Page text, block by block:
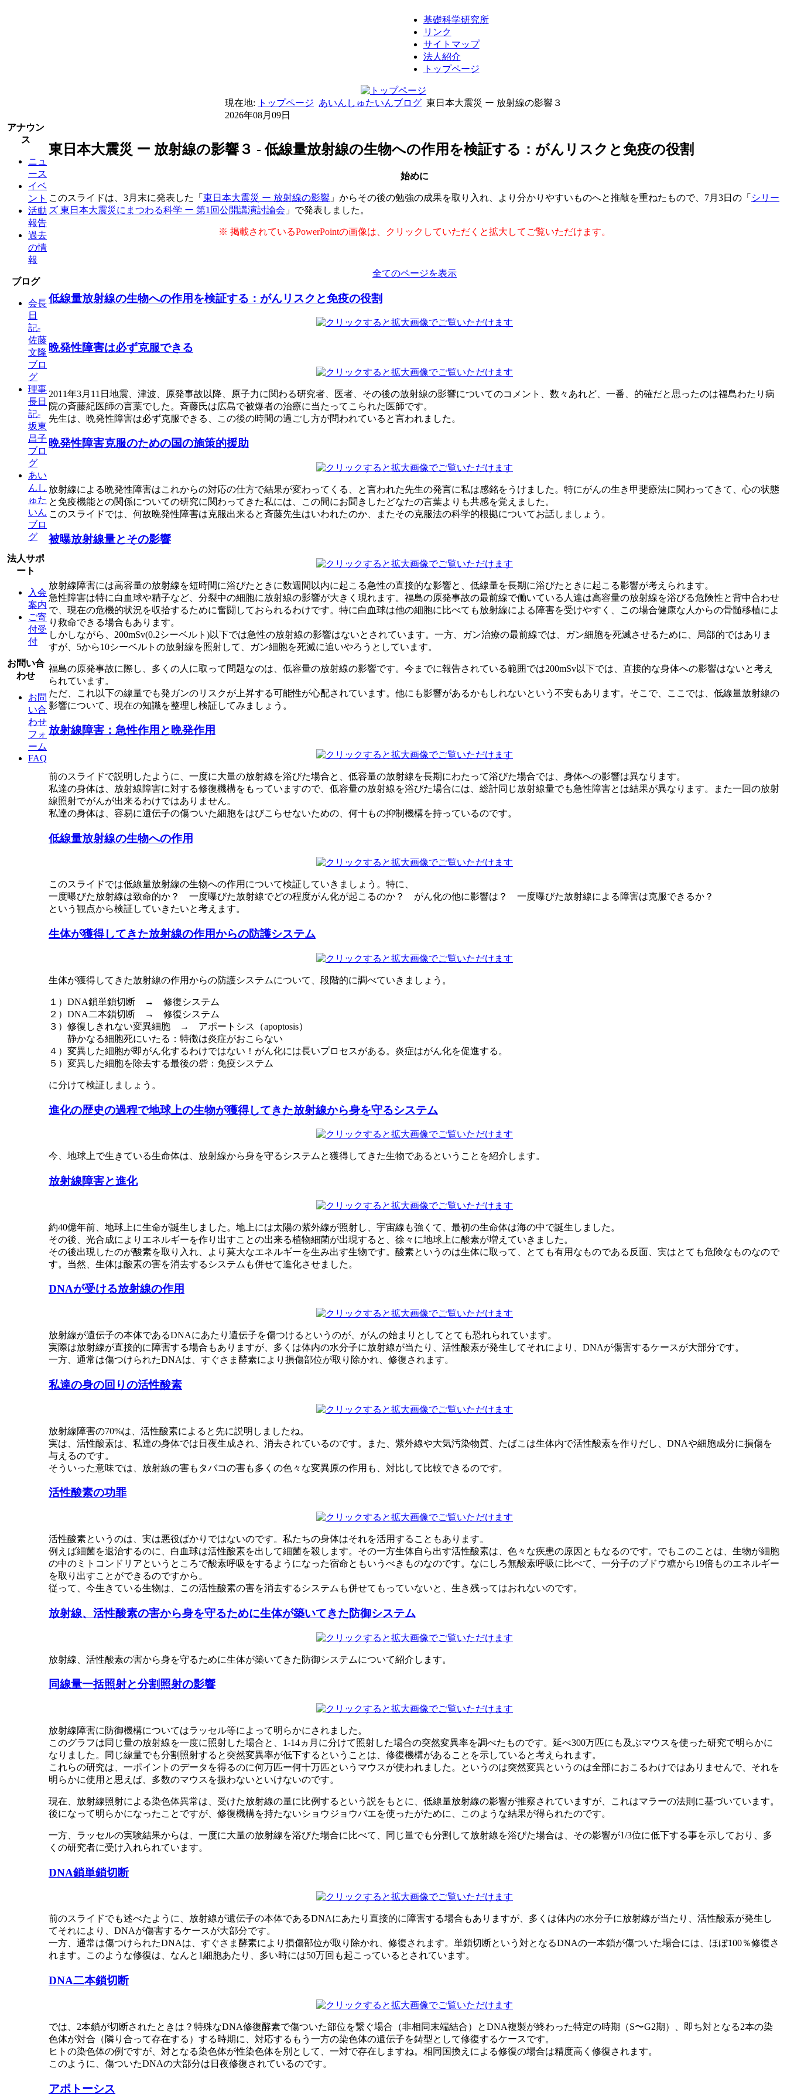
基礎科学研究所
リンク
サイトマップ
法人紹介
トップページ
現在地: トップページ あいんしゅたいんブログ 東日本大震災 ー 放射線の影響３
2026年08月09日
アナウン
ス
ニュ
ース
イベ
ント
活動
報告
過去
の情
報
ブログ
会長
日
記-
佐藤
文隆
ブロ
グ
理事
長日
記-
坂東
昌子
ブロ
グ
あい
んし
ゅた
いん
ブロ
グ
法人サポ
ート
入会
案内
ご寄
付受
付
お問い合
わせ
お問
い合
わせ
フォ
ーム
FAQ
東日本大震災 ー 放射線の影響３ - 低線量放射線の生物への作用を検証する：がんリスクと免疫の役割
始めに
このスライドは、3月末に発表した「 東日本大震災 ー 放射線の影響 」からその後の勉強の成果を取り入れ、より分かりやすいものへと推敲を重ねたもので、7月3日の「 シリー
ズ 東日本大震災にまつわる科学 ー 第1回公開講演討論会 」で発表しました。
※ 掲載されているPowerPointの画像は、クリックしていただくと拡大してご覧いただけます。
全てのページを表示
低線量放射線の生物への作用を検証する：がんリスクと免疫の役割
晩発性障害は必ず克服できる
2011年3月11日地震、津波、原発事故以降、原子力に関わる研究者、医者、その後の放射線の影響についてのコメント、数々あれど、一番、的確だと思ったのは福島わたり病
院の斉藤紀医師の言葉でした。斉藤氏は広島で被爆者の治療に当たってこられた医師です。
先生は、晩発性障害は必ず克服できる、この後の時間の過ごし方が問われていると言われました。
晩発性障害克服のための国の施策的援助
放射線による晩発性障害はこれからの対応の仕方で結果が変わってくる、と言われた先生の発言に私は感銘をうけました。特にがんの生き甲斐療法に関わってきて、心の状態
と免疫機能との関係についての研究に関わってきた私には、この間にお聞きしたどなたの言葉よりも共感を覚えました。
このスライドでは、何故晩発性障害は克服出来ると斉藤先生はいわれたのか、またその克服法の科学的根拠についてお話しましょう。
被曝放射線量とその影響
放射線障害には高容量の放射線を短時間に浴びたときに数週間以内に起こる急性の直接的な影響と、低線量を長期に浴びたときに起こる影響が考えられます。
急性障害は特に白血球や精子など、分裂中の細胞に放射線の影響が大きく現れます。福島の原発事故の最前線で働いている人達は高容量の放射線を浴びる危険性と背中合わせ
で、現在の危機的状況を収拾するために奮闘しておられるわけです。特に白血球は他の細胞に比べても放射線による障害を受けやすく、この場合健康な人からの骨髄移植によ
り救命できる場合もあります。
しかしながら、200mSv(0.2シーベルト)以下では急性の放射線の影響はないとされています。一方、ガン治療の最前線では、ガン細胞を死滅させるために、局部的ではありま
すが、5から10シーベルトの放射線を照射して、ガン細胞を死滅に追いやろうとしています。
福島の原発事故に際し、多くの人に取って問題なのは、低容量の放射線の影響です。今までに報告されている範囲では200mSv以下では、直接的な身体への影響はないと考え
られています。
ただ、これ以下の線量でも発ガンのリスクが上昇する可能性が心配されています。他にも影響があるかもしれないという不安もあります。そこで、ここでは、低線量放射線の
影響について、現在の知識を整理し検証してみましょう。
放射線障害：急性作用と晩発作用
前のスライドで説明したように、一度に大量の放射線を浴びた場合と、低容量の放射線を長期にわたって浴びた場合では、身体への影響は異なります。
私達の身体は、放射線障害に対する修復機構をもっていますので、低容量の放射線を浴びた場合には、総計同じ放射線量でも急性障害とは結果が異なります。また一回の放射
線照射でがんが出来るわけではありません。
私達の身体は、容易に遺伝子の傷ついた細胞をはびこらせないための、何十もの抑制機構を持っているのです。
低線量放射線の生物への作用
このスライドでは低線量放射線の生物への作用について検証していきましょう。特に、
一度曝びた放射線は致命的か？ 一度曝びた放射線でどの程度がん化が起こるのか？ がん化の他に影響は？ 一度曝びた放射線による障害は克服できるか？
という観点から検証していきたいと考えます。
生体が獲得してきた放射線の作用からの防護システム
生体が獲得してきた放射線の作用からの防護システムについて、段階的に調べていきましょう。
１）DNA鎖単鎖切断 → 修復システム
２）DNA二本鎖切断 → 修復システム
３）修復しきれない変異細胞 → アポートシス（apoptosis）
静かなる細胞死にいたる：特徴は炎症がおこらない
４）変異した細胞が即がん化するわけではない！がん化には長いプロセスがある。炎症はがん化を促進する。
５）変異した細胞を除去する最後の砦：免疫システム
に分けて検証しましょう。
進化の歴史の過程で地球上の生物が獲得してきた放射線から身を守るシステム
今、地球上で生きている生命体は、放射線から身を守るシステムと獲得してきた生物であるということを紹介します。
放射線障害と進化
約40億年前、地球上に生命が誕生しました。地上には太陽の紫外線が照射し、宇宙線も強くて、最初の生命体は海の中で誕生しました。
その後、光合成によりエネルギーを作り出すことの出来る植物細菌が出現すると、徐々に地球上に酸素が増えていきました。
その後出現したのが酸素を取り入れ、より莫大なエネルギーを生み出す生物です。酸素というのは生体に取って、とても有用なものである反面、実はとても危険なものなので
す。当然、生体は酸素の害を消去するシステムも併せて進化させました。
DNAが受ける放射線の作用
放射線が遺伝子の本体であるDNAにあたり遺伝子を傷つけるというのが、がんの始まりとしてとても恐れられています。
実際は放射線が直接的に障害する場合もありますが、多くは体内の水分子に放射線が当たり、活性酸素が発生してそれにより、DNAが傷害するケースが大部分です。
一方、通常は傷つけられたDNAは、すぐさま酵素により損傷部位が取り除かれ、修復されます。
私達の身の回りの活性酸素
放射線障害の70%は、活性酸素によると先に説明しましたね。
実は、活性酸素は、私達の身体では日夜生成され、消去されているのです。また、紫外線や大気汚染物質、たばこは生体内で活性酸素を作りだし、DNAや細胞成分に損傷を
与えるのです。
そういった意味では、放射線の害もタバコの害も多くの色々な変異原の作用も、対比して比較できるのです。
活性酸素の功罪
活性酸素というのは、実は悪役ばかりではないのです。私たちの身体はそれを活用することもあります。
例えば細菌を退治するのに、白血球は活性酸素を出して細菌を殺します。その一方生体自ら出す活性酸素は、色々な疾患の原因ともなるのです。でもこのことは、生物が細胞
の中のミトコンドリアというところで酸素呼吸をするようになった宿命ともいうべきものなのです。なにしろ無酸素呼吸に比べて、一分子のブドウ糖から19倍ものエネルギー
を取り出すことができるのですから。
従って、今生きている生物は、この活性酸素の害を消去するシステムも併せてもっていないと、生き残ってはおれないのです。
放射線、活性酸素の害から身を守るために生体が築いてきた防御システム
放射線、活性酸素の害から身を守るために生体が築いてきた防御システムについて紹介します。
同線量一括照射と分割照射の影響
放射線障害に防御機構についてはラッセル等によって明らかにされました。
このグラフは同じ量の放射線を一度に照射した場合と、1-14ヵ月に分けて照射した場合の突然変異率を調べたものです。延べ300万匹にも及ぶマウスを使った研究で明らかに
なりました。同じ線量でも分割照射すると突然変異率が低下するということは、修復機構があることを示していると考えられます。
これらの研究は、一ポイントのデータを得るのに何万匹ー何十万匹というマウスが使われました。というのは突然変異というのは全部におこるわけではありませんで、それを
明らかに使用と思えば、多数のマウスを扱わないといけないのです。
現在、放射線照射による染色体異常は、受けた放射線の量に比例するという説をもとに、低線量放射線の影響が推察されていますが、これはマラーの法則に基づいています。
後になって明らかになったことですが、修復機構を持たないショウジョウバエを使ったがために、このような結果が得られたのです。
一方、ラッセルの実験結果からは、一度に大量の放射線を浴びた場合に比べて、同じ量でも分割して放射線を浴びた場合は、その影響が1/3位に低下する事を示しており、多
くの研究者に受け入れられています。
DNA鎖単鎖切断
前のスライドでも述べたように、放射線が遺伝子の本体であるDNAにあたり直接的に障害する場合もありますが、多くは体内の水分子に放射線が当たり、活性酸素が発生し
てそれにより、DNAが傷害するケースが大部分です。
一方、通常は傷つけられたDNAは、すぐさま酵素により損傷部位が取り除かれ、修復されます。単鎖切断という対となるDNAの一本鎖が傷ついた場合には、ほぼ100％修復さ
れます。このような修復は、なんと1細胞あたり、多い時には50万回も起こっているとされています。
DNA二本鎖切断
では、2本鎖が切断されたときは？特殊なDNA修復酵素で傷ついた部位を繋ぐ場合（非相同末端結合）とDNA複製が終わった特定の時期（S〜G2期）、即ち対となる2本の染
色体が対合（隣り合って存在する）する時期に、対応するもう一方の染色体の遺伝子を鋳型として修復するケースです。
ヒトの染色体の例ですが、対となる染色体が性染色体を別として、一対で存在しますね。相同国換えによる修復の場合は精度高く修復されます。
このように、傷ついたDNAの大部分は日夜修復されているのです。
アポトーシス